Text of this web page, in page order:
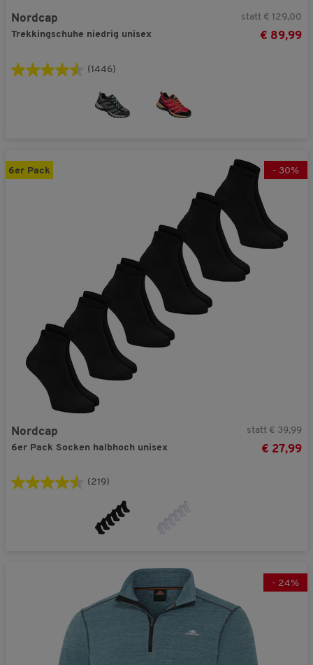
Nordcap
Trekkingschuhe niedrig unisex
statt € 129,00
€ 89,99
(1446)
6er Pack - 30%
Nordcap
6er Pack Socken halbhoch unisex
statt € 39,99
€ 27,99
(219)
- 24%